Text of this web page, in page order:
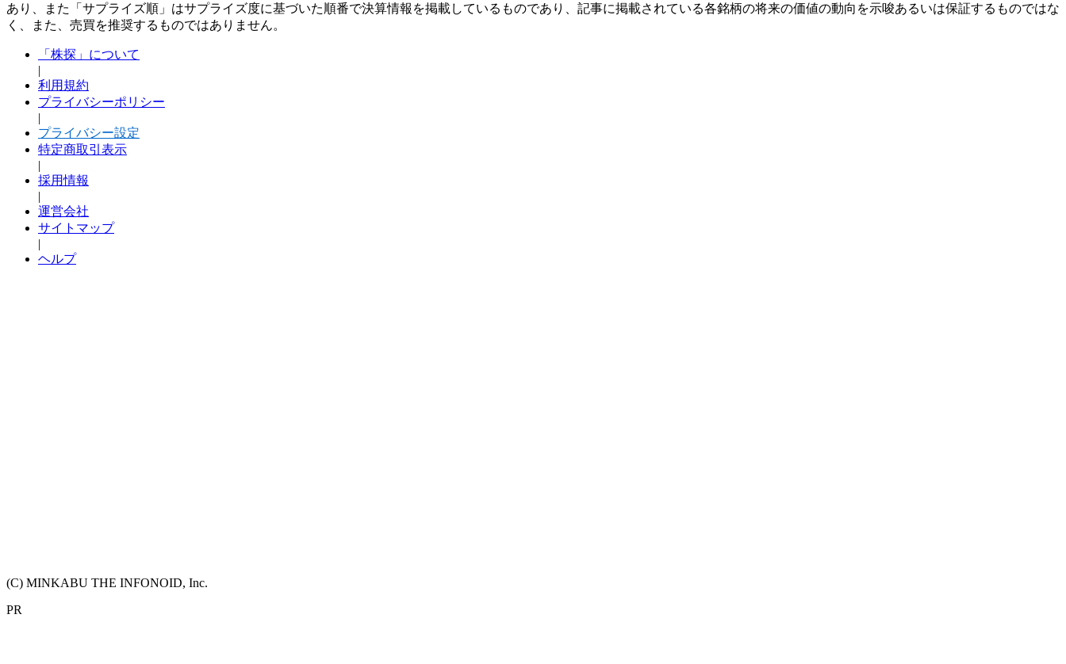
あり、また「サプライズ順」はサプライズ度に基づいた順番で決算情報を掲載しているものであり、記事に掲載されている各銘柄の将来の価値の動向を示唆あるいは保証するものではな
く、また、売買を推奨するものではありません。
「株探」について
|
利用規約
プライバシーポリシー
|
プライバシー設定
特定商取引表示
|
採用情報
|
運営会社
サイトマップ
|
ヘルプ
(C) MINKABU THE INFONOID, Inc.
PR